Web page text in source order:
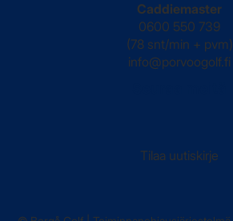
Caddiemaster
0600 550 739
(78 snt/min + pvm)
info@porvoogolf.fi
Tilaa uutiskirje